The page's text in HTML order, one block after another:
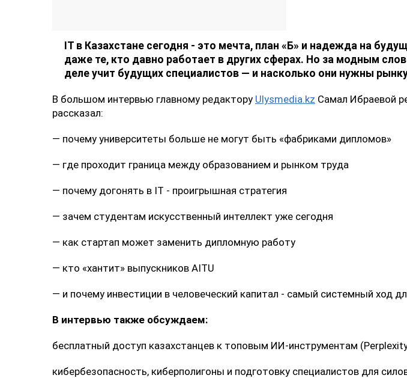
IT в Казахстане сегодня - это мечта, план «Б» и надежда на
даже те, кто давно работает в других сферах. Но за модным
деле учит будущих специалистов — и насколько они нужны
В большом интервью главному редактору Ulysmedia.kz Самал Ибраевой
рассказал:
— почему университеты больше не могут быть «фабриками дипломов»
— где проходит граница между образованием и рынком труда
— почему догонять в IT - проигрышная стратегия
— зачем студентам искусственный интеллект уже сегодня
— как стартап может заменить дипломную работу
— кто «хантит» выпускников AITU
— и почему инвестиции в человеческий капитал - самый системный ход
В интервью также обсуждаем:
бесплатный доступ казахстанцев к топовым ИИ-инструментам (Perplexity
кибербезопасность, киберполигоны и подготовку специалистов для